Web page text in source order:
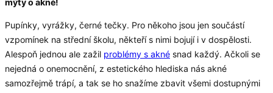
mýty o akné!
Pupínky, vyrážky, černé tečky. Pro někoho jsou jen součástí
vzpomínek na střední školu, někteří s nimi bojují i v dospělosti.
Alespoň jednou ale zažil problémy s akné snad každý. Ačkoli se
nejedná o onemocnění, z estetického hlediska nás akné
samozřejmě trápí, a tak se ho snažíme zbavit všemi dostupnými